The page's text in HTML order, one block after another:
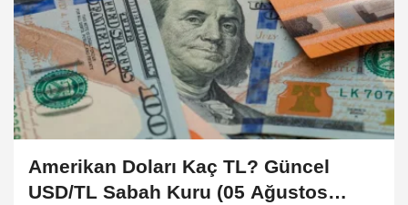
Amerikan Doları Kaç TL? Güncel
USD/TL Sabah Kuru (05 Ağustos